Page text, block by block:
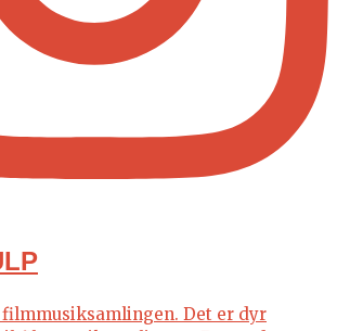
Det er dyr